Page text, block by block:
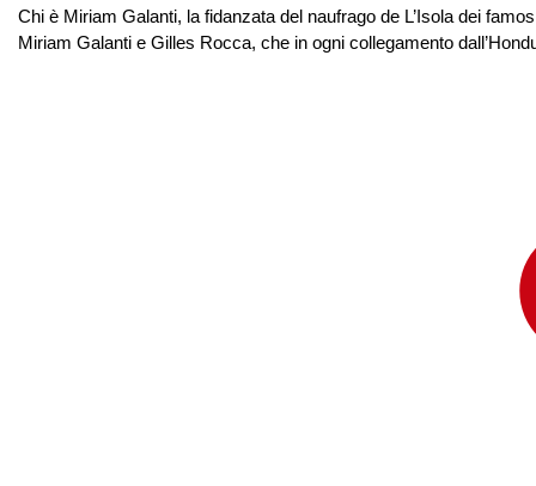
Chi è Miriam Galanti, la fidanzata del naufrago de L’Isola dei
Miriam Galanti e Gilles Rocca, che in ogni collegamento